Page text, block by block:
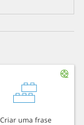
Criar uma frase